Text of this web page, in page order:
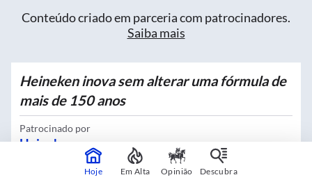
Conteúdo criado em parceria com patrocinadores.
Saiba mais
Heineken inova sem alterar uma fórmula de
mais de 150 anos
Patrocinado por
Heineken
Hoje Em Alta Opinião Descubra